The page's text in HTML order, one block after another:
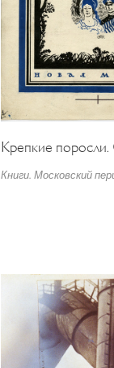
Крепкие
Книги. Московский